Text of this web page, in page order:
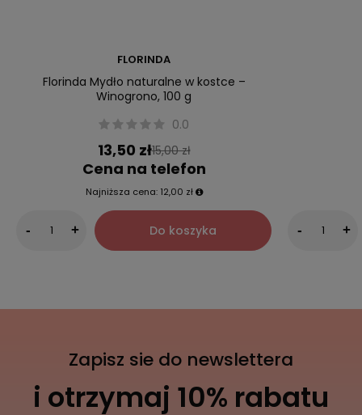
FLORINDA
Florinda Mydło naturalne w kostce –
Winogrono, 100 g
0.0
13,50 zł15,00 zł
Cena na telefon
Najniższa cena: 12,00 zł
- + Do koszyka - +
Zapisz sie do newslettera
i otrzymaj 10% rabatu